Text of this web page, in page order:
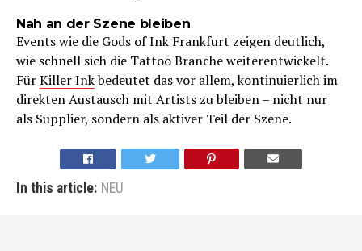
Nah an der Szene bleiben
Events wie die Gods of Ink Frankfurt zeigen deutlich,
wie schnell sich die Tattoo Branche weiterentwickelt.
FürKiller Inkbedeutet das vor allem, kontinuierlich im
direkten Austausch mit Artists zu bleiben – nicht nur
als Supplier, sondern als aktiver Teil der Szene.
In this article: NEU